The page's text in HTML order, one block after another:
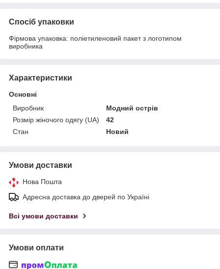
Спосіб упаковки
Фірмова упаковка: поліетиленовий пакет з логотипом
виробника
Характеристики
Основні
Виробник
Модний острів
Розмір жіночого одягу (UA)
42
Стан
Новий
Умови доставки
Нова Пошта
Адресна доставка до дверей по Україні
Всі умови доставки
Умови оплати